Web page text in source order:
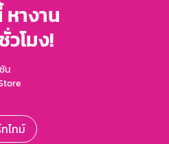
างาน
วโมง!
น
ไทม์